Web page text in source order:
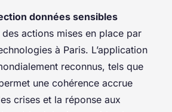
données sensibles
actions mises en place par
à Paris. L’application
reconnus, tels que
une cohérence accrue
crises et la réponse aux